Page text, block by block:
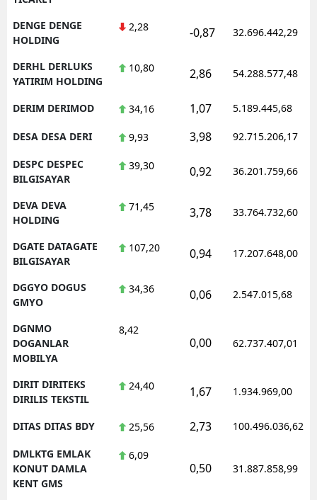
DENGE DENGE
HOLDING
2,28 -0,87 32.696.442,29
DERHL DERLUKS
YATIRIM HOLDING
10,80 2,86 54.288.577,48
DERIM DERIMOD 34,16 1,07 5.189.445,68
DESA DESA DERI 9,93 3,98 92.715.206,17
DESPC DESPEC
BILGISAYAR
39,30 0,92 36.201.759,66
DEVA DEVA
HOLDING
71,45 3,78 33.764.732,60
DGATE DATAGATE
BILGISAYAR
107,20 0,94 17.207.648,00
DGGYO DOGUS
GMYO
34,36 0,06 2.547.015,68
DGNMO
DOGANLAR
MOBILYA
8,42
0,00 62.737.407,01
DIRIT DIRITEKS
DIRILIS TEKSTIL
24,40 1,67 1.934.969,00
DITAS DITAS BDY 25,56 2,73 100.496.036,62
DMLKTG EMLAK
KONUT DAMLA
KENT GMS
6,09
0,50 31.887.858,99